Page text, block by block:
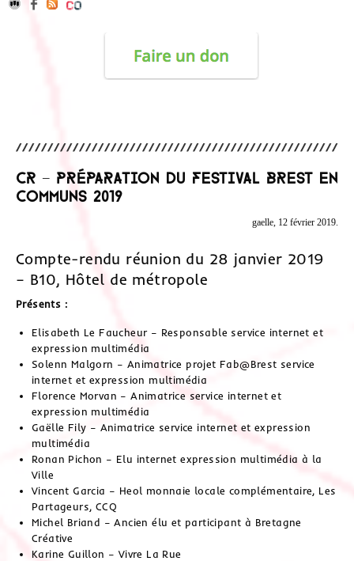
CR – Préparation du festival Brest en
communs 2019
gaelle, 12 février 2019.
Compte-rendu réunion du 28 janvier 2019
– B10, Hôtel de métropole
Présents :
Elisabeth Le Faucheur – Responsable service internet et
expression multimédia
Solenn Malgorn – Animatrice projet Fab@Brest service
internet et expression multimédia
Florence Morvan – Animatrice service internet et
expression multimédia
Gaëlle Fily – Animatrice service internet et expression
multimédia
Ronan Pichon – Elu internet expression multimédia à la
Ville
Vincent Garcia – Heol monnaie locale complémentaire, Les
Partageurs, CCQ
Michel Briand – Ancien élu et participant à Bretagne
Créative
Karine Guillon – Vivre La Rue